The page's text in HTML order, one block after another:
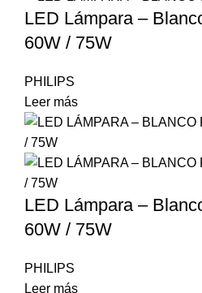
LED Lámpara –
60W / 75W
PHILIPS
Leer más
LED Lámpara –
60W / 75W
PHILIPS
Leer más